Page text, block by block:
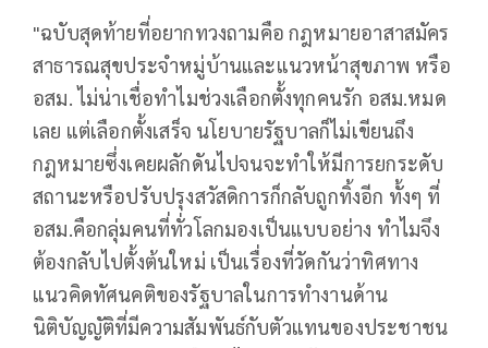
"ฉบับสุดท้ายที่อยากทวงถามคือ กฎหมายอาสาสมัคร
สาธารณสุขประจำหมู่บ้านและแนวหน้าสุขภาพ หรือ
อสม. ไม่น่าเชื่อทำไมช่วงเลือกตั้งทุกคนรัก อสม.หมด
เลย แต่เลือกตั้งเสร็จ นโยบายรัฐบาลก็ไม่เขียนถึง
กฎหมายซึ่งเคยผลักดันไปจนจะทำให้มีการยกระดับ
สถานะหรือปรับปรุงสวัสดิการก็กลับถูกทิ้งอีก ทั้งๆ ที่
อสม.คือกลุ่มคนที่ทั่วโลกมองเป็นแบบอย่าง ทำไมจึง
ต้องกลับไปตั้งต้นใหม่ เป็นเรื่องที่วัดกันว่าทิศทาง
แนวคิดทัศนคติของรัฐบาลในการทำงานด้าน
นิติบัญญัติที่มีความสัมพันธ์กับตัวแทนของประชาชน